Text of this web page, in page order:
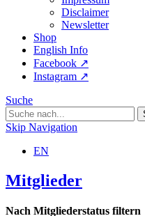
Disclaimer
Newsletter
Shop
English Info
Facebook ↗︎
Instagram ↗︎
Suche
Skip Navigation
EN
Mitglieder
Nach Mitgliederstatus filtern